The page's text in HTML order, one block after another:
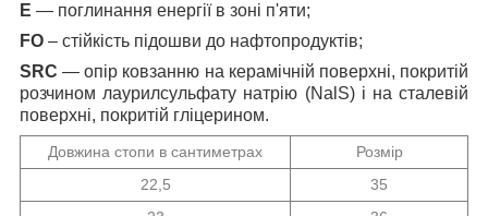
E — поглинання енергії в зоні п'яти;
FO – стійкість підошви до нафтопродуктів;
SRC — опір ковзанню на керамічній поверхні, покритій
розчином лаурилсульфату натрію (NalS) і на сталевій
поверхні, покритій гліцерином.
Довжина стопи в сантиметрах
Розмір
22,5
35